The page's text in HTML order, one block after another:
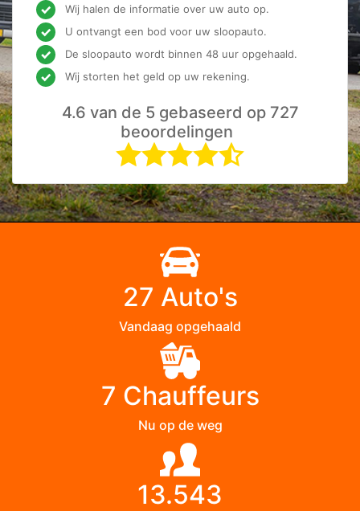
Wij halen de informatie over uw auto op.
U ontvangt een bod voor uw sloopauto.
De sloopauto wordt binnen 48 uur opgehaald.
Wij storten het geld op uw rekening.
4.6 van de 5 gebaseerd op 727
beoordelingen
27 Auto's
Vandaag opgehaald
7 Chauffeurs
Nu op de weg
13.543